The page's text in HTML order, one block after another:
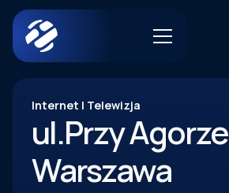
Internet | Telewizja
ul.Przy Agorze
Warszawa